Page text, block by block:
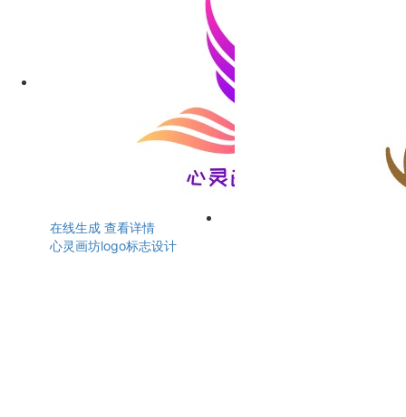
在线生成 查看详情
心灵画坊logo标志设计